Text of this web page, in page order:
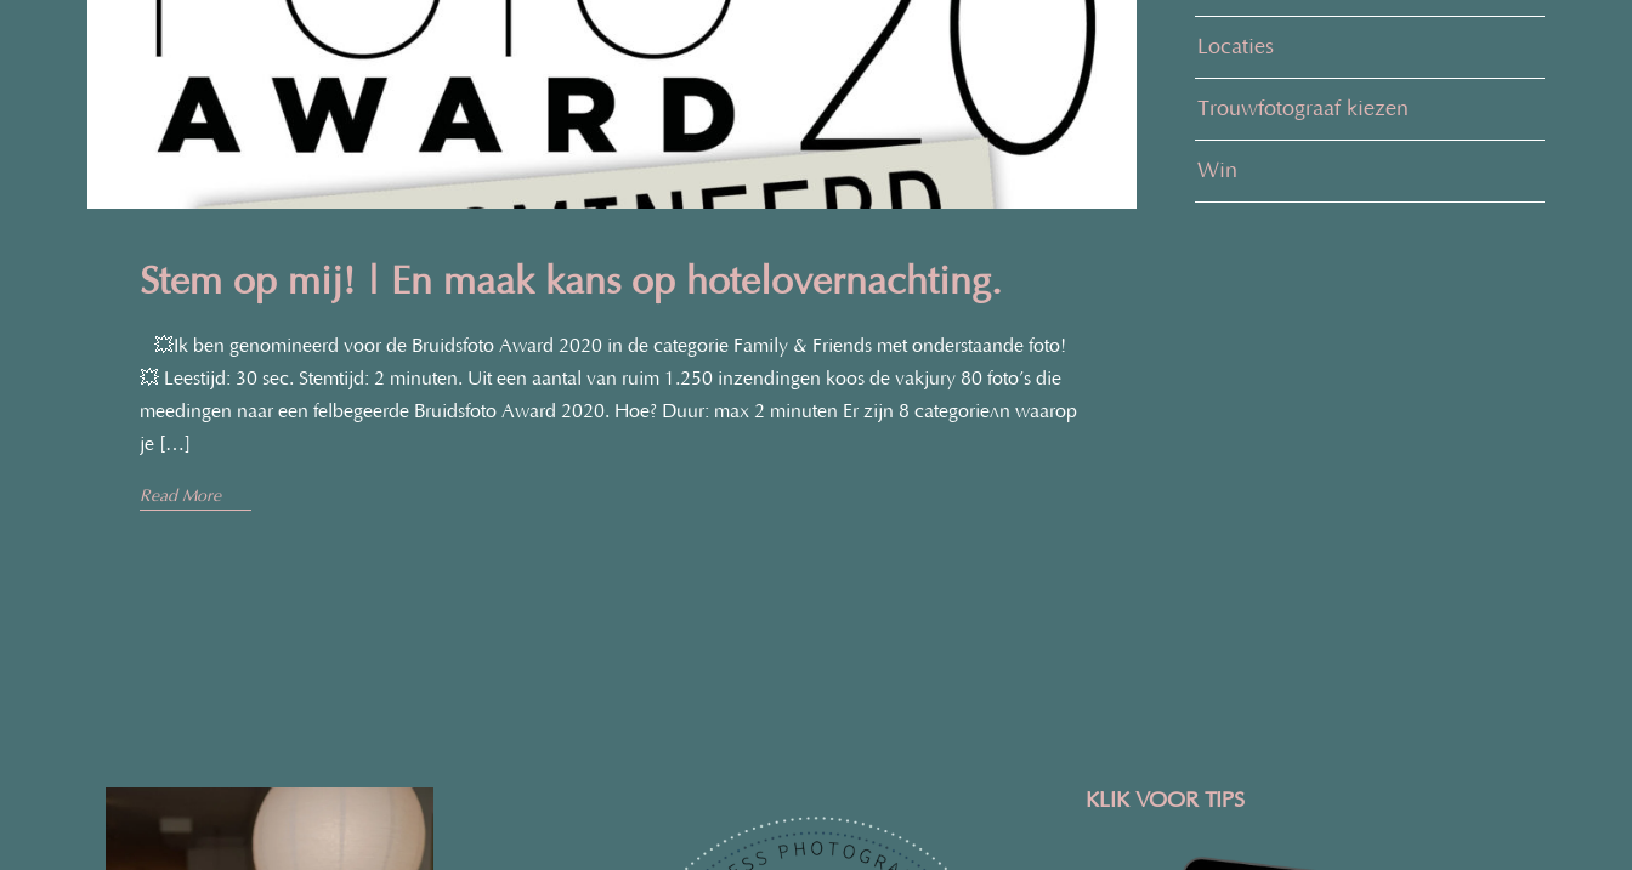
Stem op mij! | En maak kans op hotelovernachting.
💥Ik ben genomineerd voor de Bruidsfoto Award 2020 in de categorie Family & Friends met onderstaande foto!
💥 Leestijd: 30 sec. Stemtijd: 2 minuten. Uit een aantal van ruim 1.250 inzendingen koos de vakjury 80 foto’s die
meedingen naar een felbegeerde Bruidsfoto Award 2020. Hoe? Duur: max 2 minuten Er zijn 8 categorieën waarop
je […]
Read More
Locaties
Trouwfotograaf kiezen
Win
KLIK VOOR TIPS